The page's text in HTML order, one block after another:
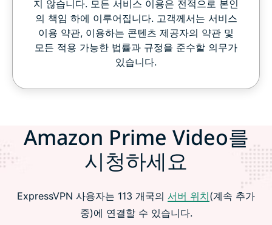
지 않습니다. 모든 서비스 이용은 전적으로 본인
의 책임 하에 이루어집니다. 고객께서는 서비스
이용 약관, 이용하는 콘텐츠 제공자의 약관 및
모든 적용 가능한 법률과 규정을 준수할 의무가
있습니다.
Amazon Prime Video를
시청하세요
ExpressVPN 사용자는 113 개국의 서버 위치(계속 추가
중)에 연결할 수 있습니다.